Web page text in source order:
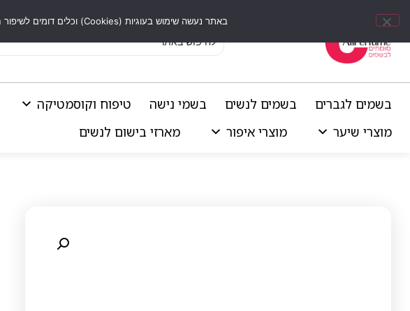
בשמים לגברים בשמים לנשים בשמי נישה
טיפוח וקוסמטיקה
מוצרי שיער
מוצרי איפור מארזי בישום לנשים
באתר נעשה שימוש בעוגיות (Cookies) וכלים דומים לשיפור חוויית הגלישה, התאמת תוכן אישי וביצוע ניתוחים סטטיסטיים.